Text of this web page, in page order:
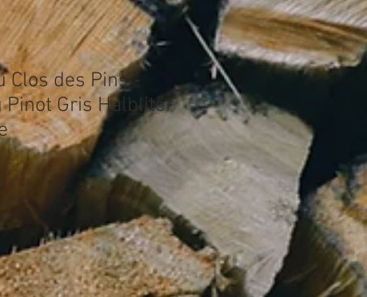
Clos des Pins -
Pinot Gris Halbliter